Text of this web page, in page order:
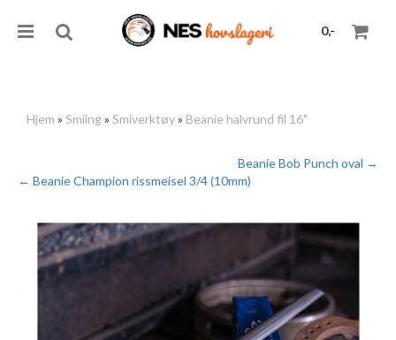
0,-
Hjem » Smiing» Smiverktøy» Beanie halvrund fil 16"
Beanie Bob Punch oval →
← Beanie Champion rissmeisel 3/4 (10mm)